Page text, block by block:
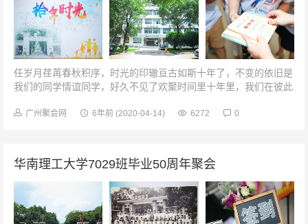
任岁月荏苒春秋积序，时光的印辙亘古如斯十年了，不变的依旧是
我们的同学情谊同学，好久不见了欢聚时间里十年里，我们在彼此
一晃而过，十年如一日容颜如...
广州聚会网 6年前 (2020-04-14) 6272 0
华南理工大学7029班毕业50周年聚会